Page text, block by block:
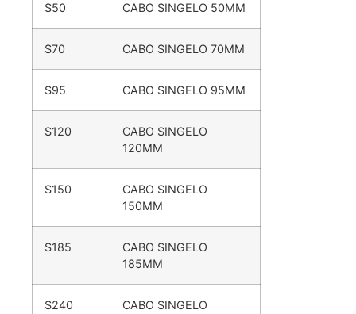
S50 CABO SINGELO 50MM
S70 CABO SINGELO 70MM
S95 CABO SINGELO 95MM
S120
CABO SINGELO
120MM
S150
CABO SINGELO
150MM
S185
CABO SINGELO
185MM
S240
CABO SINGELO